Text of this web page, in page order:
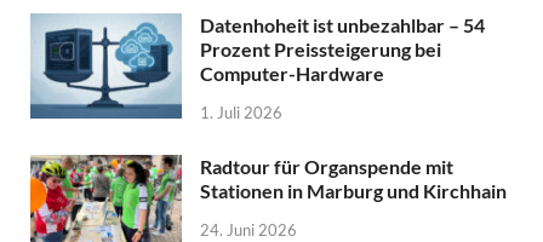
Datenhoheit ist unbezahlbar – 54
Prozent Preissteigerung bei
Computer-Hardware
1. Juli 2026
Radtour für Organspende mit
Stationen in Marburg und Kirchhain
24. Juni 2026